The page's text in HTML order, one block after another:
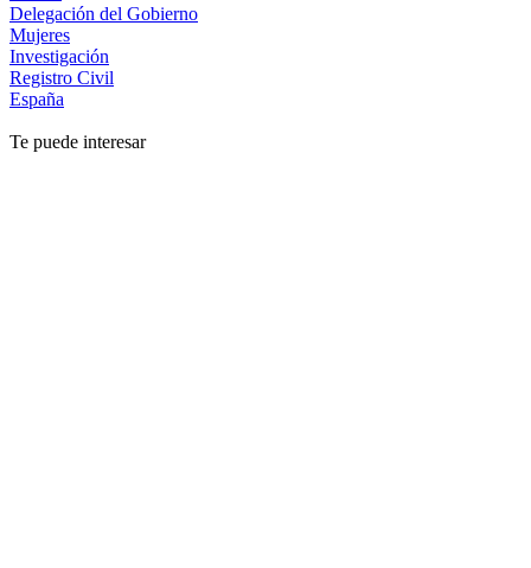
Delegación del Gobierno
Mujeres
Investigación
Registro Civil
España
Te puede interesar